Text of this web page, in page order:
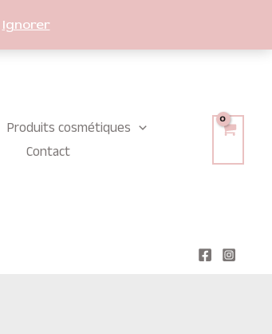
Ignorer
Produits cosmétiques
Contact